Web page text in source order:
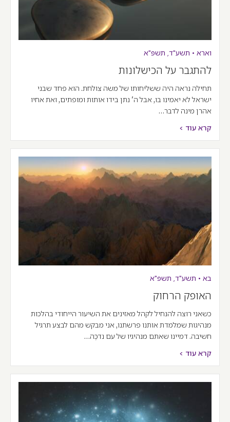
וארא • תשע"ד, תשפ"א
להתגבר על הכישלונות
תחילה נראה היה ששליחותו של משה צולחת. הוא פחד שבני
ישראל לא יאמינו בו, אבל ה' נתן בידו אותות ומופתים, ואת אחיו
אהרן מינה לדבר…
קרא עוד >
בא • תשע"ד, תשפ"א
האופק הרחוק
כשאני רוצה להנחיל לקהל מאזינים את השיעור הייחודי בהלכות
מנהיגות שמלמדת אותנו פרשתנו, אני מבקש מהם לבצע תרגיל
חשיבה. דמיינו שאתם מנהיגיו של עם נדכֶּה…
קרא עוד >